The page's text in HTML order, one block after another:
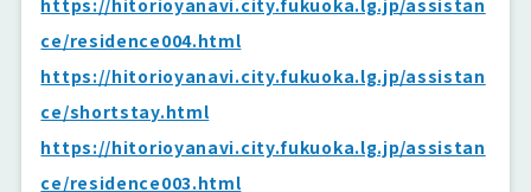
https://hitorioyanavi.city.fukuoka.lg.jp/assistan
ce/residence004.html
https://hitorioyanavi.city.fukuoka.lg.jp/assistan
ce/shortstay.html
https://hitorioyanavi.city.fukuoka.lg.jp/assistan
ce/residence003.html